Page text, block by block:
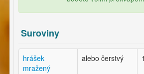
Suroviny
hrášek
mražený
alebo čerstvý